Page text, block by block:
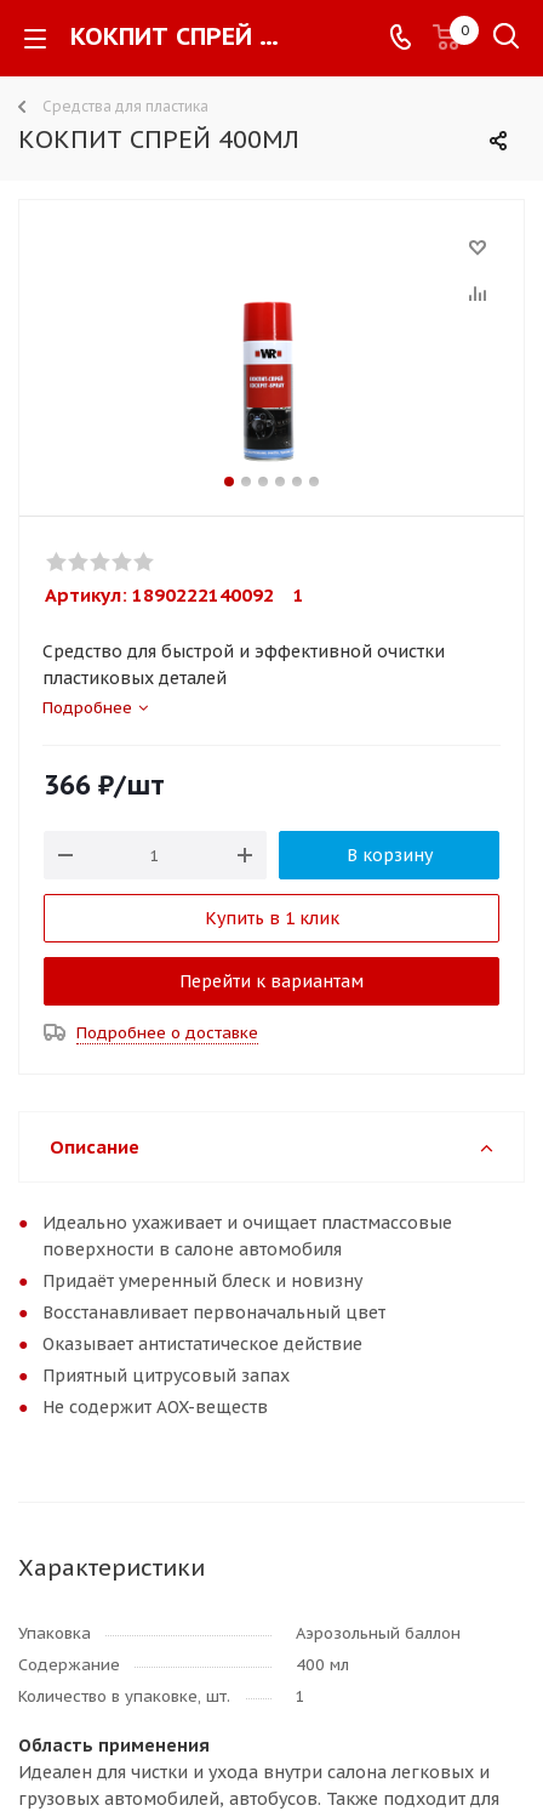
КОКПИТ СПРЕЙ 400МЛ - 0
Средства для пластика
КОКПИТ СПРЕЙ 400МЛ
Артикул: 1890222140092    1
Средство для быстрой и эффективной очистки
пластиковых деталей
Подробнее
366 ₽/шт
В корзину
Купить в 1 клик
Перейти к вариантам
Подробнее о доставке
Описание
Идеально ухаживает и очищает пластмассовые
поверхности в салоне автомобиля
Придаёт умеренный блеск и новизну
Восстанавливает первоначальный цвет
Оказывает антистатическое действие
Приятный цитрусовый запах
Не содержит AOX-веществ
Характеристики
Упаковка
Аэрозольный баллон
Содержание
400 мл
Количество в упаковке, шт.
1
Область применения
Идеален для чистки и ухода внутри салона легковых и
грузовых автомобилей, автобусов. Также подходит для